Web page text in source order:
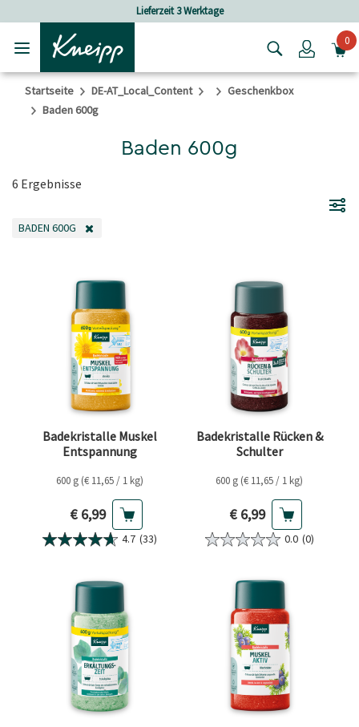
Lieferzeit 3 Werktage
Login0
Startseite DE-AT_Local_Content
Geschenkbox
Baden 600g
Baden 600g
6 Ergebnisse
BADEN 600G
Badekristalle Muskel
Entspannung
600 g (€ 11,65 / 1 kg)
Aktueller Preis
€ 6,99
4.7 (33)
Badekristalle Rücken &
Schulter
600 g (€ 11,65 / 1 kg)
Aktueller Preis
€ 6,99
0.0 (0)